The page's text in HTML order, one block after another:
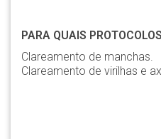
PARA QUAIS
Clareamento de manchas.
Clareamento de virilhas e